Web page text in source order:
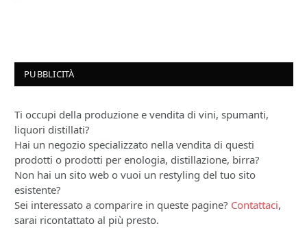
PUBBLICITÀ
Ti occupi della produzione e vendita di vini, spumanti,
liquori distillati?
Hai un negozio specializzato nella vendita di questi
prodotti o prodotti per enologia, distillazione, birra?
Non hai un sito web o vuoi un restyling del tuo sito
esistente?
Sei interessato a comparire in queste pagine? Contattaci,
sarai ricontattato al più presto.